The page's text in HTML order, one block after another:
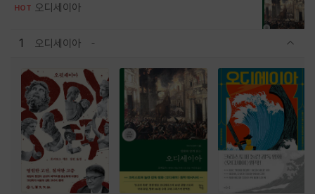
HOT 오디세이아
1 오디세이아